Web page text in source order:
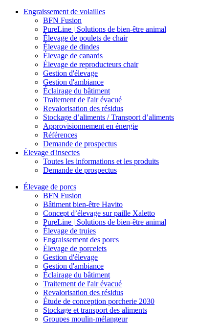
Engraissement de volailles
BFN Fusion
PureLine | Solutions de bien-être animal
Élevage de poulets de chair
Élevage de dindes
Élevage de canards
Élevage de reproducteurs chair
Gestion d'élevage
Gestion d'ambiance
Éclairage du bâtiment
Traitement de l'air évacué
Revalorisation des résidus
Stockage d’aliments / Transport d’aliments
Approvisionnement en énergie
Références
Demande de prospectus
Élevage d'insectes
Toutes les informations et les produits
Demande de prospectus
Élevage de porcs
BFN Fusion
Bâtiment bien-être Havito
Concept d’élevage sur paille Xaletto
PureLine | Solutions de bien-être animal
Élevage de truies
Engraissement des porcs
Élevage de porcelets
Gestion d'élevage
Gestion d'ambiance
Éclairage du bâtiment
Traitement de l'air évacué
Revalorisation des résidus
Étude de conception porcherie 2030
Stockage et transport des aliments
Groupes moulin-mélangeur